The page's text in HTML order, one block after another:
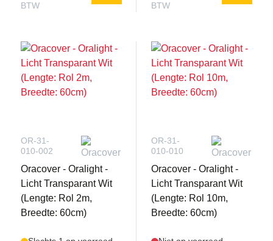
BTW
BTW
OR-31-
010-002
Oracover - Oralight -
Licht Transparant Wit
(Lengte: Rol 2m,
Breedte: 60cm)
OR-31-
010-010
Oracover - Oralight -
Licht Transparant Wit
(Lengte: Rol 10m,
Breedte: 60cm)